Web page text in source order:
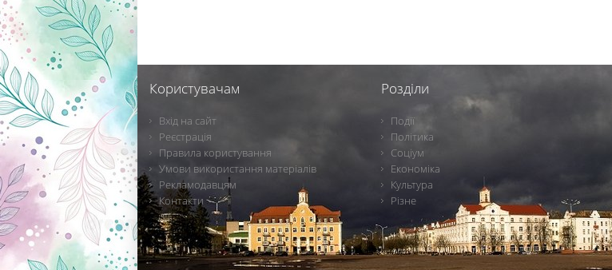
Користувачам
Вхід на сайт
Реєстрація
Правила користування
Умови використання матеріалів
Рекламодавцям
Контакти
Розділи
Події
Політика
Соціум
Економіка
Культура
Різне